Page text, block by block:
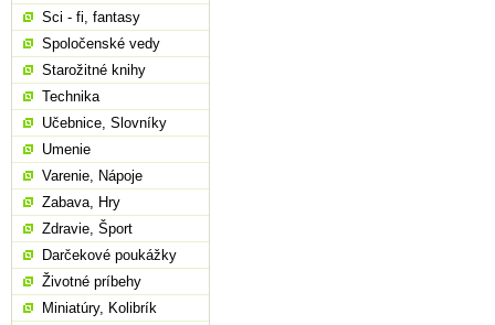
Sci - fi, fantasy
Spoločenské vedy
Starožitné knihy
Technika
Učebnice, Slovníky
Umenie
Varenie, Nápoje
Zabava, Hry
Zdravie, Šport
Darčekové poukážky
Životné príbehy
Miniatúry, Kolibrík